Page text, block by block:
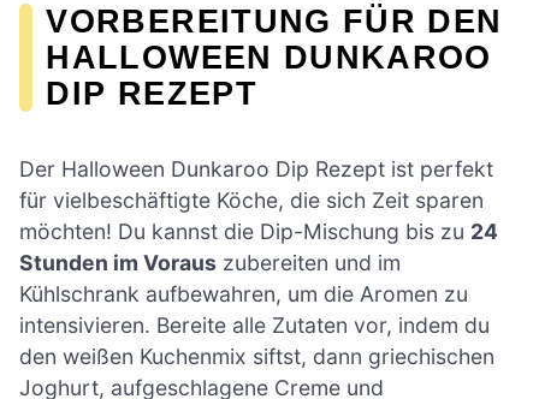
VORBEREITUNG FÜR DEN
HALLOWEEN DUNKAROO
DIP REZEPT
Der Halloween Dunkaroo Dip Rezept ist perfekt
für vielbeschäftigte Köche, die sich Zeit sparen
möchten! Du kannst die Dip-Mischung bis zu 24
Stunden im Voraus zubereiten und im
Kühlschrank aufbewahren, um die Aromen zu
intensivieren. Bereite alle Zutaten vor, indem du
den weißen Kuchenmix siftst, dann griechischen
Joghurt, aufgeschlagene Creme und